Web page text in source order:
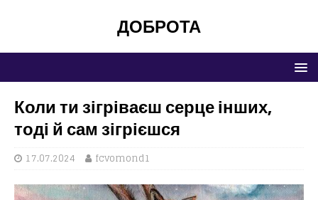
ДОБРОТА
Коли ти зігріваєш серце інших,
тоді й сам зігрієшся
17.07.2024 fcvomond1